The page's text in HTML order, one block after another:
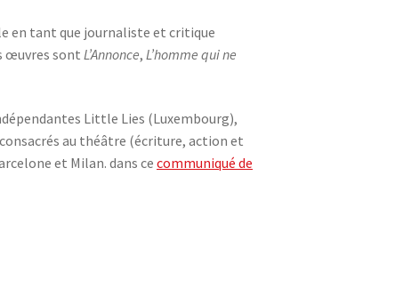
en tant que journaliste et critique
œuvres sont L’Annonce, L’homme qui ne
Little Lies (Luxembourg),
au théâtre (écriture, action et
et Milan. dans cecommuniqué de